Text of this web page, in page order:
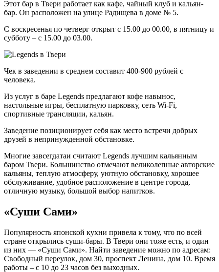
Этот бар в Твери работает как кафе, чайный клуб и кальян-
бар. Он расположен на улице Радищева в доме № 5.
С воскресенья по четверг открыт с 15.00 до 00.00, в пятницу и
субботу – с 15.00 до 03.00.
Чек в заведении в среднем составит 400-900 рублей с
человека.
Из услуг в баре Legends предлагают кофе навынос,
настольные игры, бесплатную парковку, сеть Wi-Fi,
спортивные трансляции, кальян.
Заведение позиционирует себя как место встречи добрых
друзей в непринужденной обстановке.
Многие завсегдатаи считают Legends лучшим кальянным
баром Твери. Большинство отмечают великолепные авторские
кальяны, теплую атмосферу, уютную обстановку, хорошее
обслуживание, удобное расположение в центре города,
отличную музыку, большой выбор напитков.
«Суши Сами»
Популярность японской кухни привела к тому, что по всей
стране открылись суши-бары. В Твери они тоже есть, и один
из них — «Суши Сами». Найти заведение можно по адресам:
Свободный переулок, дом 30, проспект Ленина, дом 10. Время
работы – с 10 до 23 часов без выходных.